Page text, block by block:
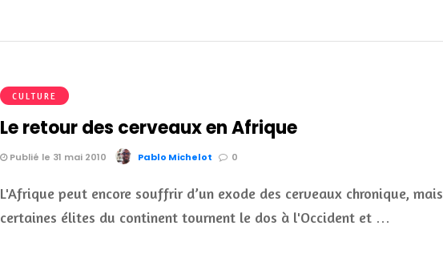
CULTURE
Le retour des cerveaux en Afrique
Publié le 31 mai 2010 Pablo Michelot 0
L'Afrique peut encore souffrir d’un exode des cerveaux chronique, mais
certaines élites du continent tournent le dos à l'Occident et …